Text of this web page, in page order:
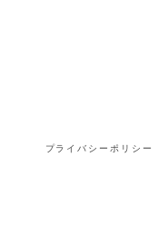
プライバシーポリシー